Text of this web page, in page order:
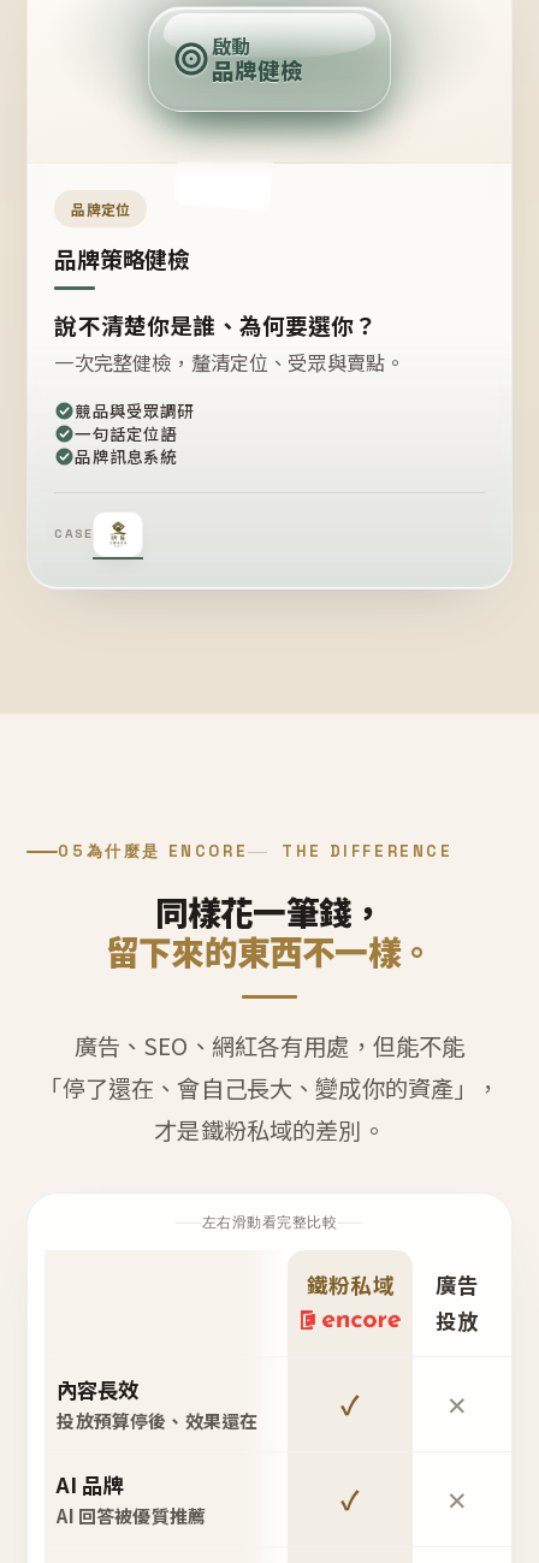
定
位
點
啟動
品牌健檢
品牌定位
品牌策略健檢
說不清楚你是誰、為何要選你？
一次完整健檢，釐清定位、受眾與賣點。
競品與受眾調研
一句話定位語
品牌訊息系統
CASE
05 為什麼是 ENCORE THE DIFFERENCE
同樣花一筆錢，
留下來的東西不一樣。
廣告、SEO、網紅各有用處，但能不能
「停了還在、會自己長大、變成你的資產」，
才是鐵粉私域的差別。
左右滑動看完整比較
鐵粉私域
廣告
投放
內容長效
投放預算停後、效果還在 ✓ ✕
AI 品牌
AI 回答被優質推薦 ✓ ✕